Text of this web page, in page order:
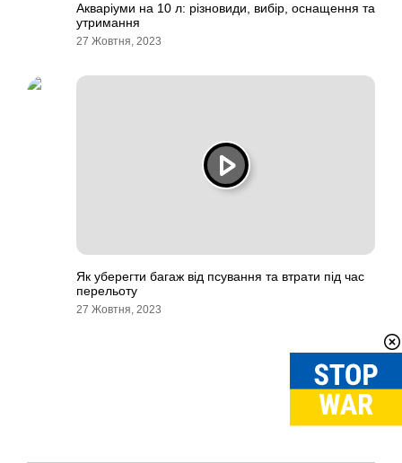
Акваріуми на 10 л: різновиди, вибір, оснащення та
утримання
27 Жовтня, 2023
Як уберегти багаж від псування та втрати під час
перельоту
27 Жовтня, 2023